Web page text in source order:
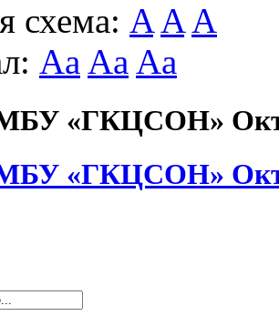
схема: A A A
Aa Aa Aa
«ГКЦСОН»
«ГКЦСОН»